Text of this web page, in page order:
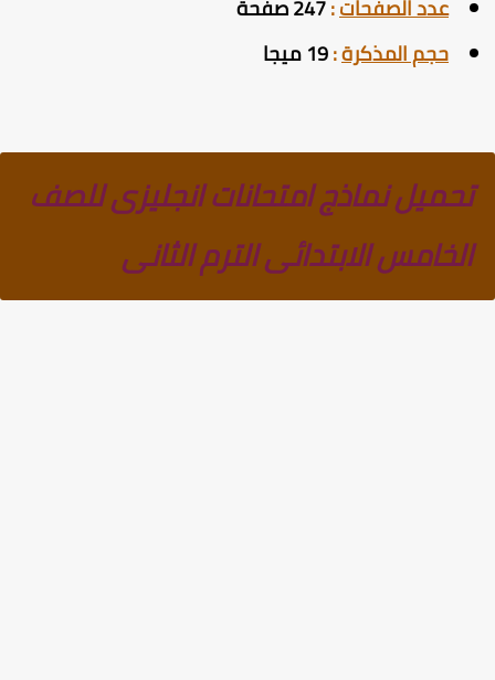
عدد الصفحات:247 صفحة
حجم المذكرة:19 ميجا
تحميل نماذج امتحانات انجليزى للصف
الخامس الابتدائى الترم الثانى